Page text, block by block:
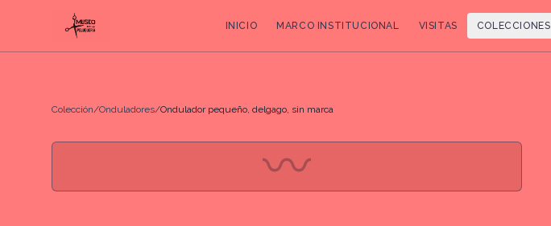
INICIO MARCO INSTITUCIONAL VISITAS COLECCIONES
Colección/Onduladores/Ondulador pequeño, delgago, sin marca
〰